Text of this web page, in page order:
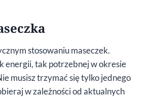
stosowaniu maseczek.
energii, tak potrzebnej w okresie
musisz trzymać się tylko jednego
w zależności od aktualnych